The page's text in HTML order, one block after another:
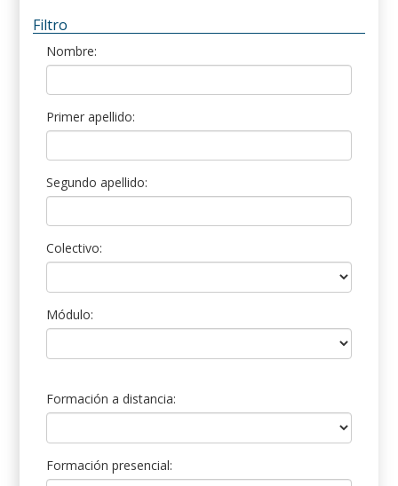
Filtro
Nombre:
Primer apellido:
Segundo apellido:
Colectivo:
Módulo:
Formación a distancia:
Formación presencial: